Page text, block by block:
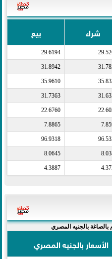
شراء بيع
29.6194
31.8942
35.9610
31.7363
22.6760
7.8865
96.9318
8.0645
4.3887
بالجنيه المصري
الأسعار بالجنيه المصري